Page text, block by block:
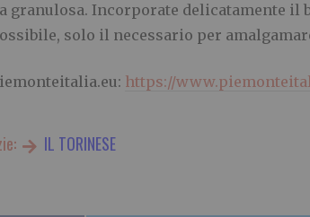
granulosa. Incorporate delicatamente
solo il necessario per
https://
IL TORINESE